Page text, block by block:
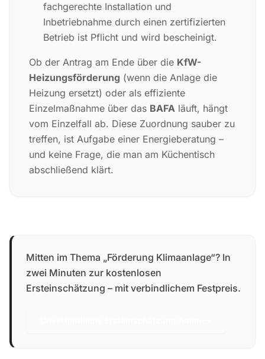
fachgerechte Installation und
Inbetriebnahme durch einen zertifizierten
Betrieb ist Pflicht und wird bescheinigt.
Ob der Antrag am Ende über die KfW-
Heizungsförderung (wenn die Anlage die
Heizung ersetzt) oder als effiziente
Einzelmaßnahme über das BAFA läuft, hängt
vom Einzelfall ab. Diese Zuordnung sauber zu
treffen, ist Aufgabe einer Energieberatung –
und keine Frage, die man am Küchentisch
abschließend klärt.
Mitten im Thema „Förderung Klimaanlage“? In
zwei Minuten zur kostenlosen
Ersteinschätzung – mit verbindlichem Festpreis.